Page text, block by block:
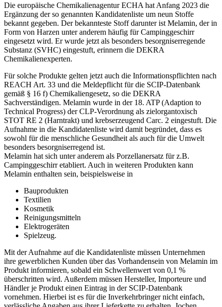
Die europäische Chemikalienagentur ECHA hat Anfang 2023 die
Ergänzung der so genannten Kandidatenliste um neun Stoffe
bekannt gegeben. Der bekannteste Stoff darunter ist Melamin, der in
Form von Harzen unter anderem häufig für Campinggeschirr
eingesetzt wird. Er wurde jetzt als besonders besorgniserregende
Substanz (SVHC) eingestuft, erinnern die DEKRA
Chemikalienexperten.
Für solche Produkte gelten jetzt auch die Informationspflichten nach
REACH Art. 33 und die Meldepflicht für die SCIP-Datenbank
gemäß § 16 f) Chemikaliengesetz, so die DEKRA
Sachverständigen. Melamin wurde in der 18. ATP (Adaption to
Technical Progress) der CLP-Verordnung als zielorgantoxisch
STOT RE 2 (Harntrakt) und krebserzeugend Carc. 2 eingestuft. Die
Aufnahme in die Kandidatenliste wird damit begründet, dass es
sowohl für die menschliche Gesundheit als auch für die Umwelt
besonders besorgniserregend ist.
Melamin hat sich unter anderem als Porzellanersatz für z.B.
Campinggeschirr etabliert. Auch in weiteren Produkten kann
Melamin enthalten sein, beispielsweise in
Bauprodukten
Textilien
Kosmetik
Reinigungsmitteln
Elektrogeräten
Spielzeug.
Mit der Aufnahme auf die Kandidatenliste müssen Unternehmen
ihre gewerblichen Kunden über das Vorhandensein von Melamin im
Produkt informieren, sobald ein Schwellenwert von 0,1 %
überschritten wird. Außerdem müssen Hersteller, Importeure und
Händler je Produkt einen Eintrag in der SCIP-Datenbank
vornehmen. Hierbei ist es für die Inverkehrbringer nicht einfach,